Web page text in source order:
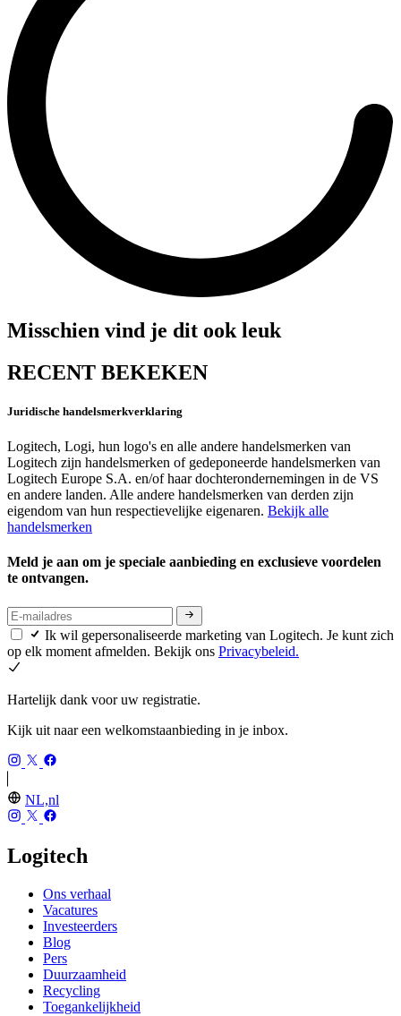
Misschien vind je dit ook leuk
RECENT BEKEKEN
Juridische handelsmerkverklaring
Logitech, Logi, hun logo's en alle andere handelsmerken van
Logitech zijn handelsmerken of gedeponeerde handelsmerken van
Logitech Europe S.A. en/of haar dochterondernemingen in de VS
en andere landen. Alle andere handelsmerken van derden zijn
eigendom van hun respectievelijke eigenaren. Bekijk alle
handelsmerken
Meld je aan om je speciale aanbieding en exclusieve voordelen
te ontvangen.
Ik wil gepersonaliseerde marketing van Logitech. Je kunt zich
op elk moment afmelden. Bekijk ons Privacybeleid.
Hartelijk dank voor uw registratie.
Kijk uit naar een welkomstaanbieding in je inbox.
NL,nl
Logitech
Ons verhaal
Vacatures
Investeerders
Blog
Pers
Duurzaamheid
Recycling
Toegankelijkheid